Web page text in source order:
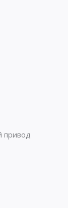
привод